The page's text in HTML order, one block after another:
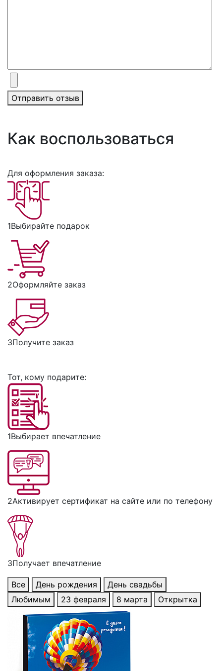
Отправить отзыв
Как воспользоваться
Для оформления заказа:
1Выбирайте подарок
2Оформляйте заказ
3Получите заказ
Тот, кому подарите:
1Выбирает впечатление
2Активирует сертификат на сайте или по телефону
3Получает впечатление
Все День рождения
День свадьбы
Любимым
23 февраля 8 марта Открытка